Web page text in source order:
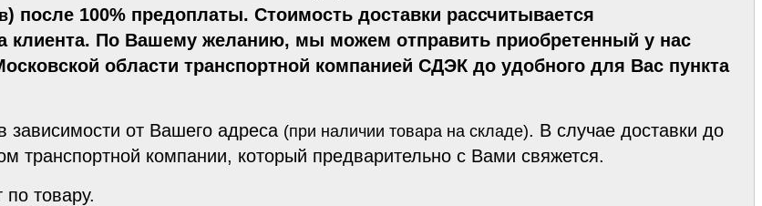
) после 100% предоплаты. Стоимость доставки рассчитывается
клиента. По Вашему желанию, мы можем отправить приобретенный у нас
области транспортной компанией СДЭК до удобного для Вас пункта
зависимости от Вашего адреса (при наличии товара на складе). В случае доставки до
транспортной компании, который предварительно с Вами свяжется.
товару.